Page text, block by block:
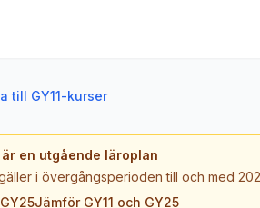
till GY11-kurser
är en utgående läroplan
gäller i övergångsperioden till och med
Jämför GY11 och GY25